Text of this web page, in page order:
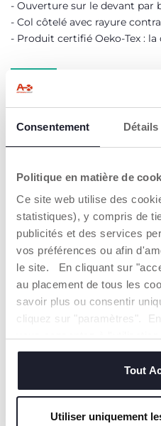
Consentement Détails
Politique en matière de
Ce site web utilise des
statistiques), y compris de
publicités et des services
vos préférences ou afin
le site. En cliquant sur
au placement de tous les
savoir plus ou consentir
cliquez sur "paramètres".
techniques, qui sont
Tout
Utiliser uniquement
Ouverture sur le devant par
Col côtelé avec rayure
Produit certifié Oeko-Tex :
AVERTISSEMENTS ET
Trouver un Revendeur
NOS